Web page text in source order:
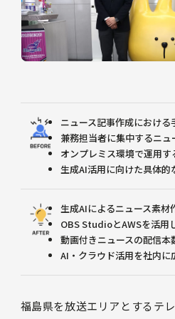
ニュース記事作成における
兼務担当者に集中するニ
オンプレミス環境で運用
生成AI活用に向けた具体
生成AIによるニュース素材
OBS StudioとAWSを活用
動画付きニュースの配信
AI・クラウド活用を社内に
福島県を放送エリアとするテ